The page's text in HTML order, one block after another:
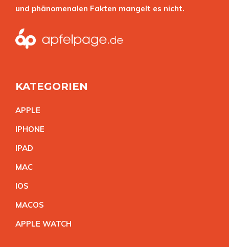
und phänomenalen Fakten mangelt es nicht.
KATEGORIEN
APPLE
IPHONE
IPAD
MAC
IOS
MACOS
APPLE WATCH